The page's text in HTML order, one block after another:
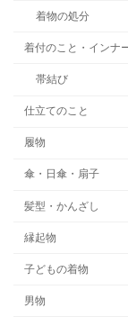
着物の処分
着付のこと・インナ
帯結び
仕立てのこと
履物
傘・日傘・扇子
髪型・かんざし
縁起物
子どもの着物
男物